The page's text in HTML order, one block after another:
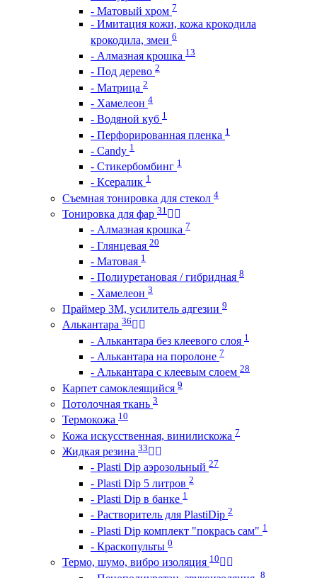
- Матовый хром 7
- Имитация кожи, кожа крокодила
крокодила, змеи 6
- Алмазная крошка 13
- Под дерево 2
- Матрица 2
- Хамелеон 4
- Водяной куб 1
- Перфорированная пленка 1
- Candy 1
- Стикербомбинг 1
- Ксералик 1
Съемная тонировка для стекол 4
Тонировка для фар 31
- Алмазная крошка 7
- Глянцевая 20
- Матовая 1
- Полиуретановая / гибридная 8
- Хамелеон 3
Праймер 3М, усилитель адгезии 9
Алькантара 36
- Алькантара без клеевого слоя 1
- Алькантара на поролоне 7
- Алькантара с клеевым слоем 28
Карпет самоклеящийся 9
Потолочная ткань 3
Термокожа 10
Кожа искусственная, винилискожа 7
Жидкая резина 33
- Plasti Dip аэрозольный 27
- Plasti Dip 5 литров 2
- Plasti Dip в банке 1
- Растворитель для PlastiDip 2
- Plasti Dip комплект "покрась сам" 1
- Краскопульты 0
Термо, шумо, вибро изоляция 10
8